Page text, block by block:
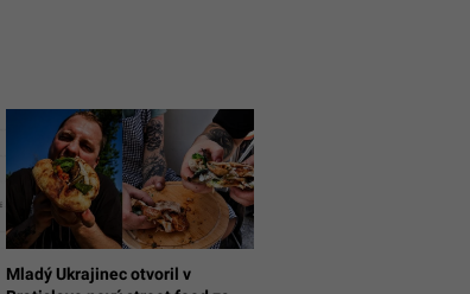
Mladý Ukrajinec otvoril v